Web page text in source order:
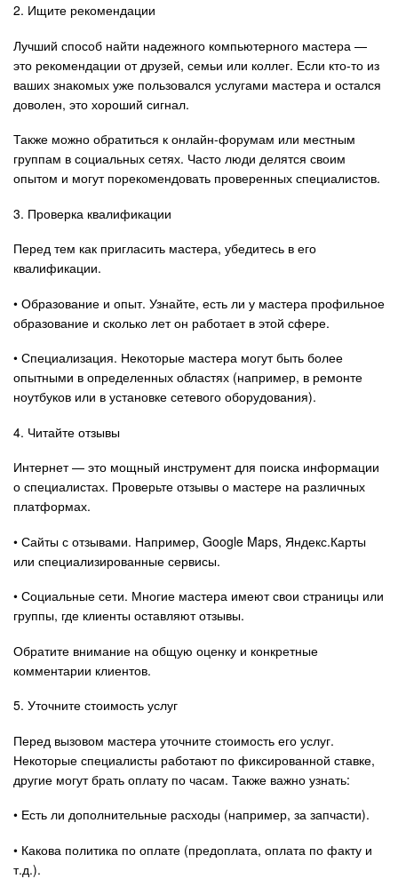
2. Ищите рекомендации
Лучший способ найти надежного компьютерного мастера —
это рекомендации от друзей, семьи или коллег. Если кто-то из
ваших знакомых уже пользовался услугами мастера и остался
доволен, это хороший сигнал.
Также можно обратиться к онлайн-форумам или местным
группам в социальных сетях. Часто люди делятся своим
опытом и могут порекомендовать проверенных специалистов.
3. Проверка квалификации
Перед тем как пригласить мастера, убедитесь в его
квалификации.
• Образование и опыт. Узнайте, есть ли у мастера профильное
образование и сколько лет он работает в этой сфере.
• Специализация. Некоторые мастера могут быть более
опытными в определенных областях (например, в ремонте
ноутбуков или в установке сетевого оборудования).
4. Читайте отзывы
Интернет — это мощный инструмент для поиска информации
о специалистах. Проверьте отзывы о мастере на различных
платформах.
• Сайты с отзывами. Например, Google Maps, Яндекс.Карты
или специализированные сервисы.
• Социальные сети. Многие мастера имеют свои страницы или
группы, где клиенты оставляют отзывы.
Обратите внимание на общую оценку и конкретные
комментарии клиентов.
5. Уточните стоимость услуг
Перед вызовом мастера уточните стоимость его услуг.
Некоторые специалисты работают по фиксированной ставке,
другие могут брать оплату по часам. Также важно узнать:
• Есть ли дополнительные расходы (например, за запчасти).
• Какова политика по оплате (предоплата, оплата по факту и
т.д.).